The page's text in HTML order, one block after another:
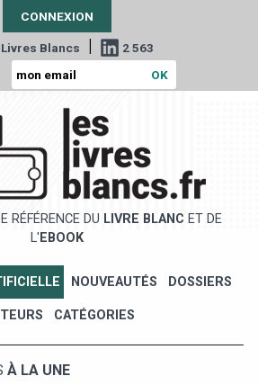
CONNEXION
Livres Blancs | 2 563
RÉFÉRENCE DU LIVRE BLANC ET DE
L' EBOOK
NOUVEAUTÉS DOSSIERS
CATÉGORIES
À LA UNE